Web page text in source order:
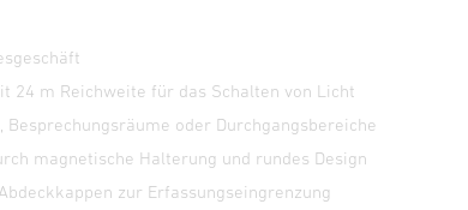
24 m Reichweite für das Schalten von Licht
Besprechungsräume oder Durchgangsbereiche
magnetische Halterung und rundes Design
zur Erfassungseingrenzung